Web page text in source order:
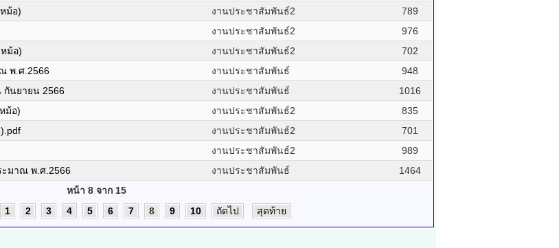
ม้อ) งานประชาสัมพันธ์2
789
งานประชาสัมพันธ์2
976
ม้อ) งานประชาสัมพันธ์2
702
พ.ศ.2566 งานประชาสัมพันธ์
948
กันยายน 2566 งานประชาสัมพันธ์
1016
ม้อ) งานประชาสัมพันธ์2
835
งานประชาสัมพันธ์2
701
งานประชาสัมพันธ์2
989
ะมาณ พ.ศ.2566 งานประชาสัมพันธ์
1464
หน้า 8 จาก 15
1 2 3 4 5 6 7 8 9 10 ถัดไป สุดท้าย